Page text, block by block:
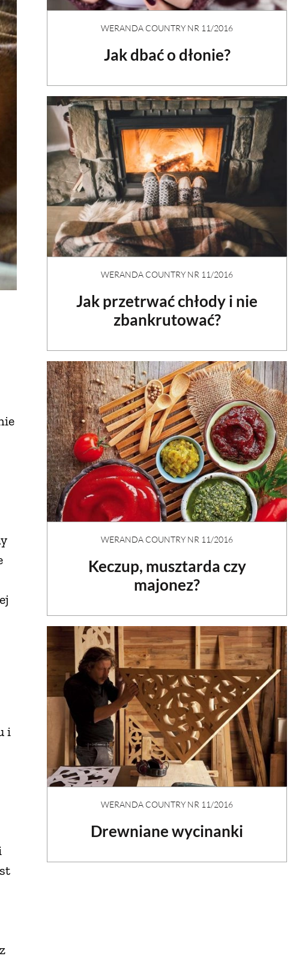
i
WERANDA COUNTRY NR 11/2016
Jak dbać o dłonie?
WERANDA COUNTRY NR 11/2016
Jak przetrwać chłody i nie
zbankrutować?
WERANDA COUNTRY NR 11/2016
Keczup, musztarda czy
majonez?
WERANDA COUNTRY NR 11/2016
Drewniane wycinanki